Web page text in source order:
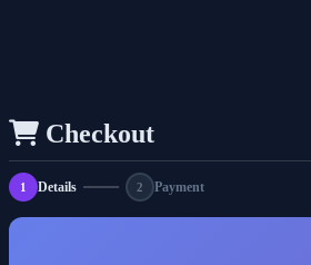
Checkout
1 Details 2 Payment